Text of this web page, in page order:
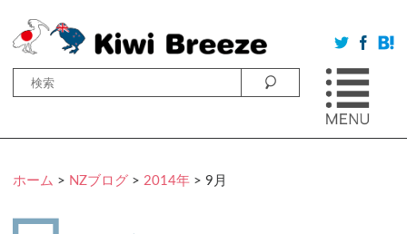
ホーム > NZブログ > 2014年 > 9月